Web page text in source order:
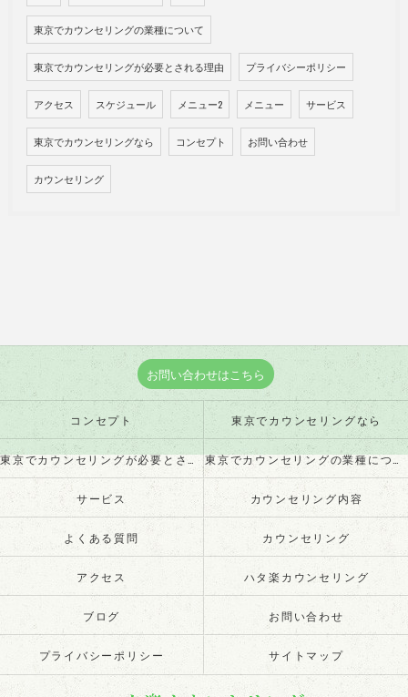
東京でカウンセリングの業種について
東京でカウンセリングが必要とされる理由 プライバシーポリシー
アクセス スケジュール メニュー2 メニュー サービス
東京でカウンセリングなら コンセプト お問い合わせ
カウンセリング
お問い合わせはこちら
コンセプト 東京でカウンセリングなら
東京でカウンセリングが必要とされる理由 東京でカウンセリングの業種について
サービス カウンセリング内容
よくある質問 カウンセリング
アクセス ハタ楽カウンセリング
ブログ お問い合わせ
プライバシーポリシー サイトマップ